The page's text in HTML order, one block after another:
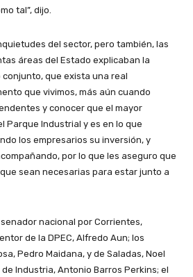
tal”, dijo.
del sector, pero también, las
áreas del Estado explicaban la
que exista una real
que vivimos, más aún cuando
y conocer que el mayor
Parque Industrial y es en lo que
los empresarios su inversión, y
por lo que les aseguro que
sean necesarias para estar junto a
nacional por Corrientes,
de la DPEC, Alfredo Aun; los
Pedro Maidana, y de Saladas, Noel
Industria, Antonio Barros Perkins; el